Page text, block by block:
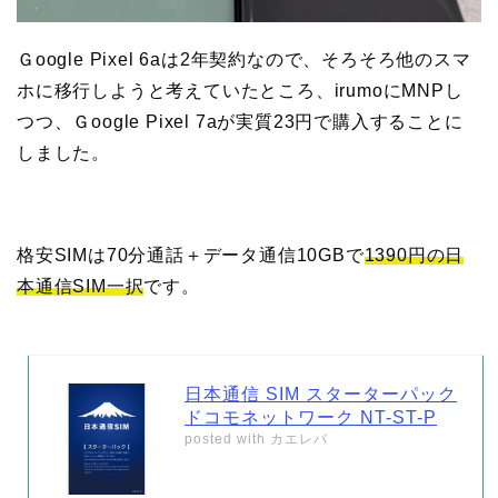
Ｇoogle Pixel 6aは2年契約なので、そろそろ他のスマ
ホに移行しようと考えていたところ、irumoにMNPし
つつ、Ｇoogle Pixel 7aが実質23円で購入することに
しました。
格安SIMは70分通話＋データ通信10GBで1390円の日
本通信SIM一択です。
日本通信 SIM スターターパック
ドコモネットワーク NT-ST-P
posted with カエレバ